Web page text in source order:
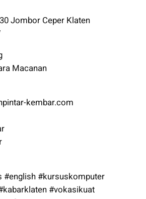
Jombor Ceper Klaten
Macanan
kembar.com
#english #kursuskomputer
#vokasikuat